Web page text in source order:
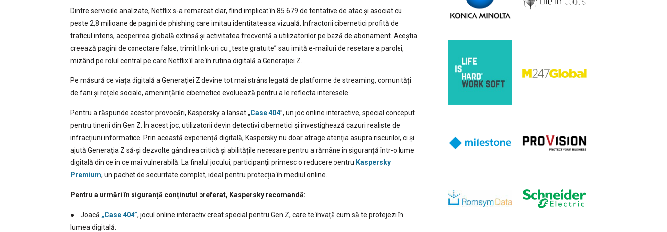
Dintre serviciile analizate, Netflix s-a remarcat clar, fiind implicat în 85.679 de tentative de atac și asociat cu
peste 2,8 milioane de pagini de phishing care imitau identitatea sa vizuală. Infractorii cibernetici profită de
traficul intens, acoperirea globală extinsă și activitatea frecventă a utilizatorilor pe bază de abonament. Aceștia
creează pagini de conectare false, trimit link-uri cu „teste gratuite” sau imită e-mailuri de resetare a parolei,
mizând pe rolul central pe care Netflix îl are în rutina digitală a Generației Z.
Pe măsură ce viața digitală a Generației Z devine tot mai strâns legată de platforme de streaming, comunități
de fani și rețele sociale, amenințările cibernetice evoluează pentru a le reflecta interesele.
Pentru a răspunde acestor provocări, Kaspersky a lansat „Case 404”, un joc online interactive, special conceput
pentru tinerii din Gen Z. În acest joc, utilizatorii devin detectivi cibernetici și investighează cazuri realiste de
infracțiuni informatice. Prin această experiență digitală, Kaspersky nu doar atrage atenția asupra riscurilor, ci și
ajută Generația Z să-și dezvolte gândirea critică și abilitățile necesare pentru a rămâne în siguranță într-o lume
digitală din ce în ce mai vulnerabilă. La finalul jocului, participanții primesc o reducere pentru Kaspersky
Premium, un pachet de securitate complet, ideal pentru protecția în mediul online.
Pentru a urmări în siguranță conținutul preferat, Kaspersky recomandă:
● Joacă „Case 404”, jocul online interactiv creat special pentru Gen Z, care te învață cum să te protejezi în
lumea digitală.